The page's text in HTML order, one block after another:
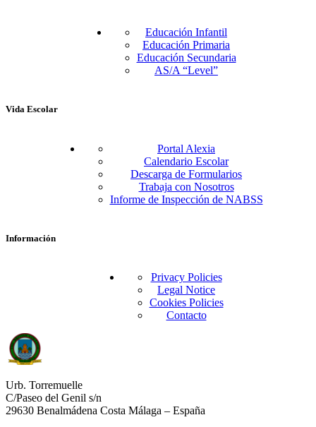
Educación Infantil
Educación Primaria
Educación Secundaria
AS/A “Level”
Vida Escolar
Portal Alexia
Calendario Escolar
Descarga de Formularios
Trabaja con Nosotros
Informe de Inspección de NABSS
Información
Privacy Policies
Legal Notice
Cookies Policies
Contacto
Urb. Torremuelle
C/Paseo del Genil s/n
29630 Benalmádena Costa Málaga – España